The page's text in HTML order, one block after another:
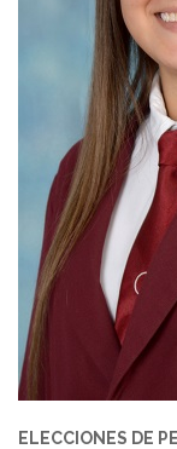
ELECCIONES DE